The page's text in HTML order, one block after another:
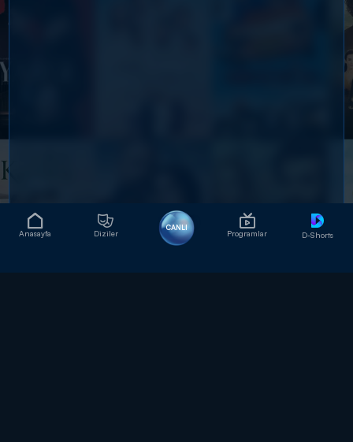
Anasayfa Diziler
CANLI
Programlar D-Shorts